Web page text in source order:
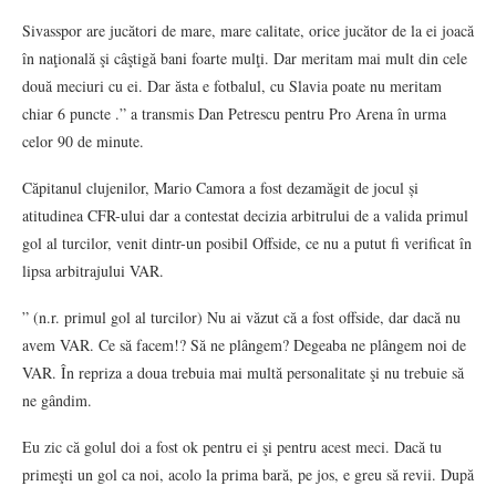
Sivasspor are jucători de mare, mare calitate, orice jucător de la ei joacă
în naţională şi câştigă bani foarte mulţi. Dar meritam mai mult din cele
două meciuri cu ei. Dar ăsta e fotbalul, cu Slavia poate nu meritam
chiar 6 puncte .” a transmis Dan Petrescu pentru Pro Arena în urma
celor 90 de minute.
Căpitanul clujenilor, Mario Camora a fost dezamăgit de jocul și
atitudinea CFR-ului dar a contestat decizia arbitrului de a valida primul
gol al turcilor, venit dintr-un posibil Offside, ce nu a putut fi verificat în
lipsa arbitrajului VAR.
” (n.r. primul gol al turcilor) Nu ai văzut că a fost offside, dar dacă nu
avem VAR. Ce să facem!? Să ne plângem? Degeaba ne plângem noi de
VAR. În repriza a doua trebuia mai multă personalitate şi nu trebuie să
ne gândim.
Eu zic că golul doi a fost ok pentru ei şi pentru acest meci. Dacă tu
primeşti un gol ca noi, acolo la prima bară, pe jos, e greu să revii. După